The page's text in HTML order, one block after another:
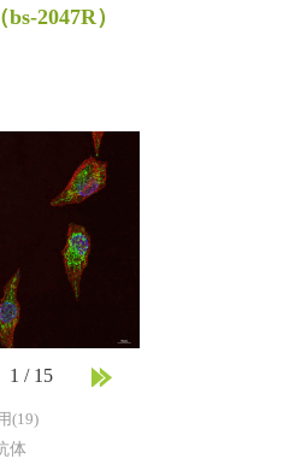
（bs-2047R）
1 / 15
(19)
体